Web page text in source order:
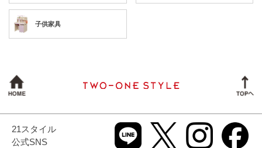
子供家具
21スタイル
公式SNS